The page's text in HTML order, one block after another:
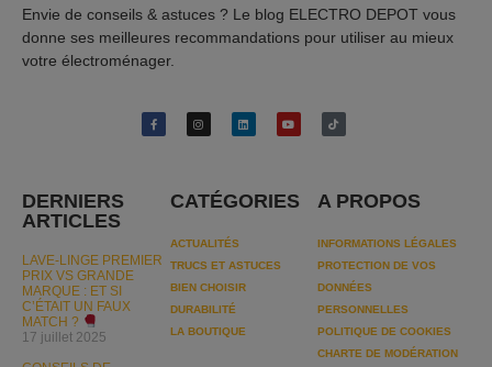
Envie de conseils & astuces ? Le blog ELECTRO DEPOT vous
donne ses meilleures recommandations pour utiliser au mieux
votre électroménager.
DERNIERS
ARTICLES
LAVE-LINGE PREMIER
PRIX VS GRANDE
MARQUE : ET SI
C’ÉTAIT UN FAUX
MATCH ?
17 juillet 2025
CATÉGORIES
ACTUALITÉS
TRUCS ET ASTUCES
BIEN CHOISIR
DURABILITÉ
LA BOUTIQUE
A PROPOS
INFORMATIONS LÉGALES
PROTECTION DE VOS
DONNÉES
PERSONNELLES
POLITIQUE DE COOKIES
CHARTE DE MODÉRATION